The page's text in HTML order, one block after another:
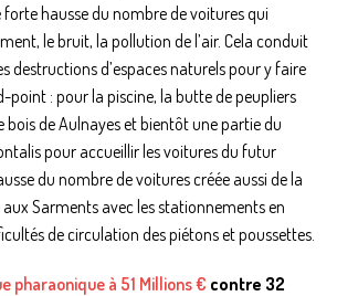
hausse du nombre de voitures qui
le bruit, la pollution de l’air. Cela conduit
destructions d’espaces naturels pour y faire
point : pour la piscine, la butte de peupliers
bois de Aulnayes et bientôt une partie du
pour accueillir les voitures du futur
du nombre de voitures créée aussi de la
Sarments avec les stationnements en
de circulation des piétons et poussettes.
pharaonique à 51 Millions € contre 32